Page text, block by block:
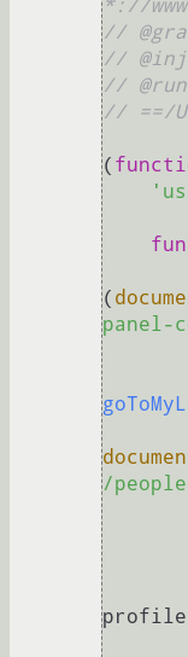
*://
//
//
//
// ==/
(
(
panel-
/